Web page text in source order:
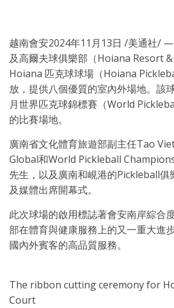
越南會安2024年11月13日 /美通社/ —
及高爾夫球俱樂部（Hoiana Resort
Hoiana 匹克球球場（Hoiana
放，提供八個優質的室內外場地。該
月世界匹克球錦標賽（World
的比賽場地。
廣南省文化體育旅遊部副主任Tao
Global和World Pickleball
先生，以及廣南和峴港的Pickleball俱
及媒體出席開幕式。
此次球場的啟用標誌著會安南岸綜合
部在體育與健康服務上的又一重大進
國內外賓客的高品質服務。
The ribbon cutting ceremony for
Court